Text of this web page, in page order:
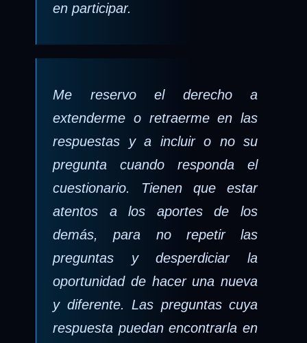
en participar.
Me reservo el derecho a
extenderme o retraerme en las
respuestas y a incluir o no su
pregunta cuando responda el
cuestionario. Tienen que estar
atentos a los aportes de los
demás, para no repetir las
preguntas y desperdiciar la
oportunidad de hacer una nueva
y diferente. Las preguntas cuya
respuesta puedan encontrarla en